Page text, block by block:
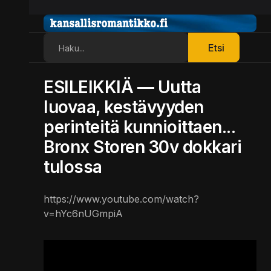
Etsi
ESILEIKKIÄ — Uutta
luovaa, kestävyyden
perinteitä kunnioittaen...
Bronx Storen 30v dokkari
tulossa
https://www.youtube.com/watch?
v=hYc6nUGmpiA